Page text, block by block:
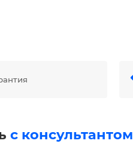
с консультантом